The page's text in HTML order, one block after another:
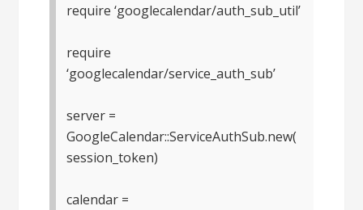
require ‘googlecalendar/auth_sub_util’
require
‘googlecalendar/service_auth_sub’
server =
GoogleCalendar::ServiceAuthSub.new(
session_token)
calendar =